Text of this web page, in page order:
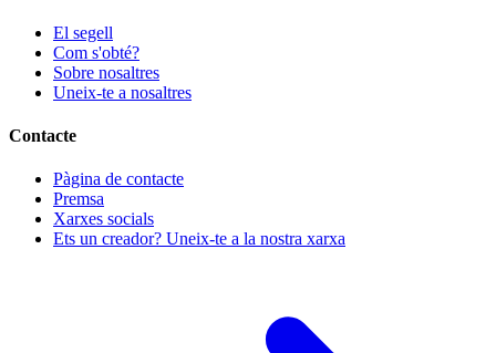
El segell
Com s'obté?
Sobre nosaltres
Uneix-te a nosaltres
Contacte
Pàgina de contacte
Premsa
Xarxes socials
Ets un creador? Uneix-te a la nostra xarxa